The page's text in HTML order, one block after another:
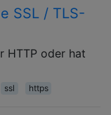
SSL / TLS-
HTTP oder hat
ssl https